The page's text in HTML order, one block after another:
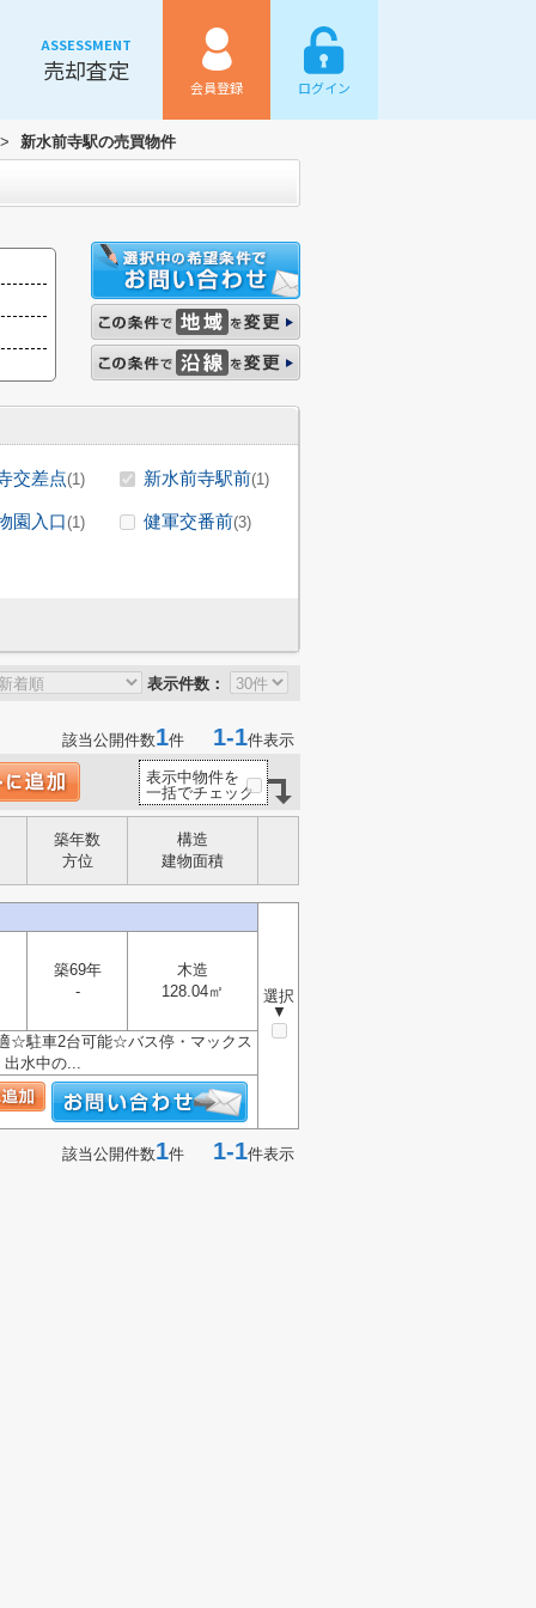
ASSESSMENT
売却査定
会員登録 ログイン
> 新水前寺駅の売買物件
交差点(1) 新水前寺駅前(1)
園入口(1) 健軍交番前(3)
表示件数：
該当公開件数1件 1-1件表示
表示中物件を
一括でチェック
築年数
方位
構造
建物面積
選択
▼
築69年
-
木造
128.04㎡
☆駐車2台可能☆バス停・マックス
水中の...
該当公開件数1件 1-1件表示